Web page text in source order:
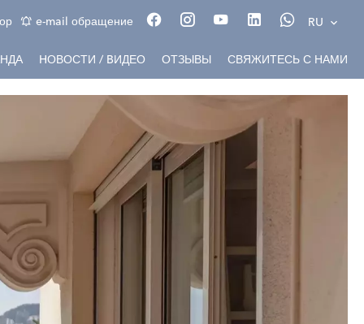
e-mail обращение RU
HОВОСТИ / BИДЕО ОТЗЫВЫ СВЯЖИТЕСЬ С НАМИ